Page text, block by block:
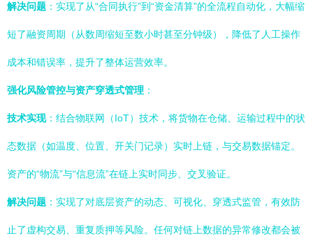
解决问题 ：实现了从“合同执行”到“资金清算”的全流程自动化，大幅缩
短了融资周期（从数周缩短至数小时甚至分钟级），降低了人工操作
成本和错误率，提升了整体运营效率。
强化风险管控与资产穿透式管理 ：
技术实现：结合物联网（IoT）技术，将货物在仓储、运输过程中的状
态数据（如温度、位置、开关门记录）实时上链，与交易数据锚定。
资产的“物流”与“信息流”在链上实时同步、交叉验证。
解决问题 ：实现了对底层资产的动态、可视化、穿透式监管，有效防
止了虚构交易、重复质押等风险。任何对链上数据的异常修改都会被